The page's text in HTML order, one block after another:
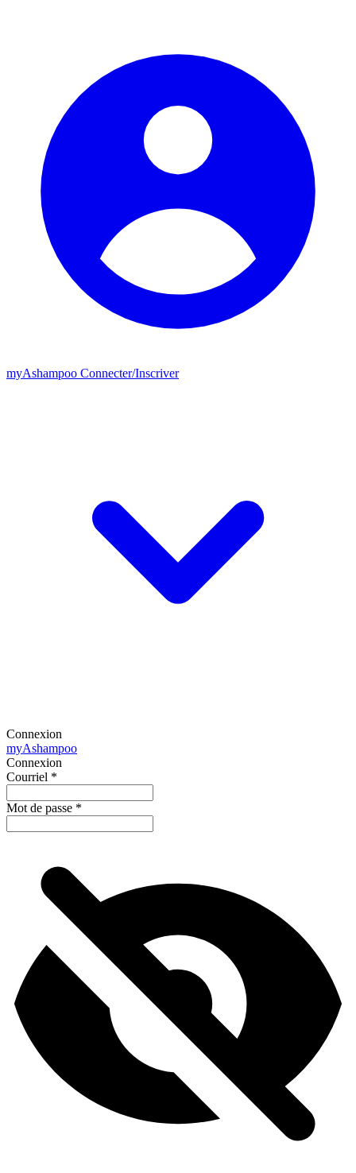
myAshampoo Connecter/Inscriver
Connexion
myAshampoo
Connexion
Courriel *
Mot de passe *